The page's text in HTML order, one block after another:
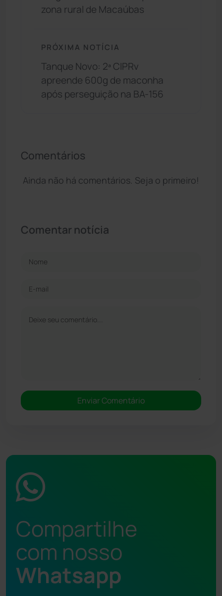
zona rural de Macaúbas
PRÓXIMA NOTÍCIA
Tanque Novo: 2ª CIPRv
apreende 600g de maconha
após perseguição na BA-156
Comentários
Ainda não há comentários. Seja o primeiro!
Comentar notícia
Compartilhe
com nosso
Whatsapp